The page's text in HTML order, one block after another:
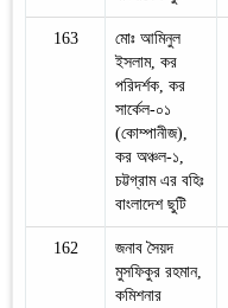
163
মোঃ আমিনুল
ইসলাম, কর
পরিদর্শক, কর
সার্কেল-০১
(কোম্পানীজ),
কর অঞ্চল-১,
চট্টগ্রাম এর বহিঃ
বাংলাদেশ ছুটি
162
জনাব সৈয়দ
মুসফিকুর রহমান,
কমিশনার